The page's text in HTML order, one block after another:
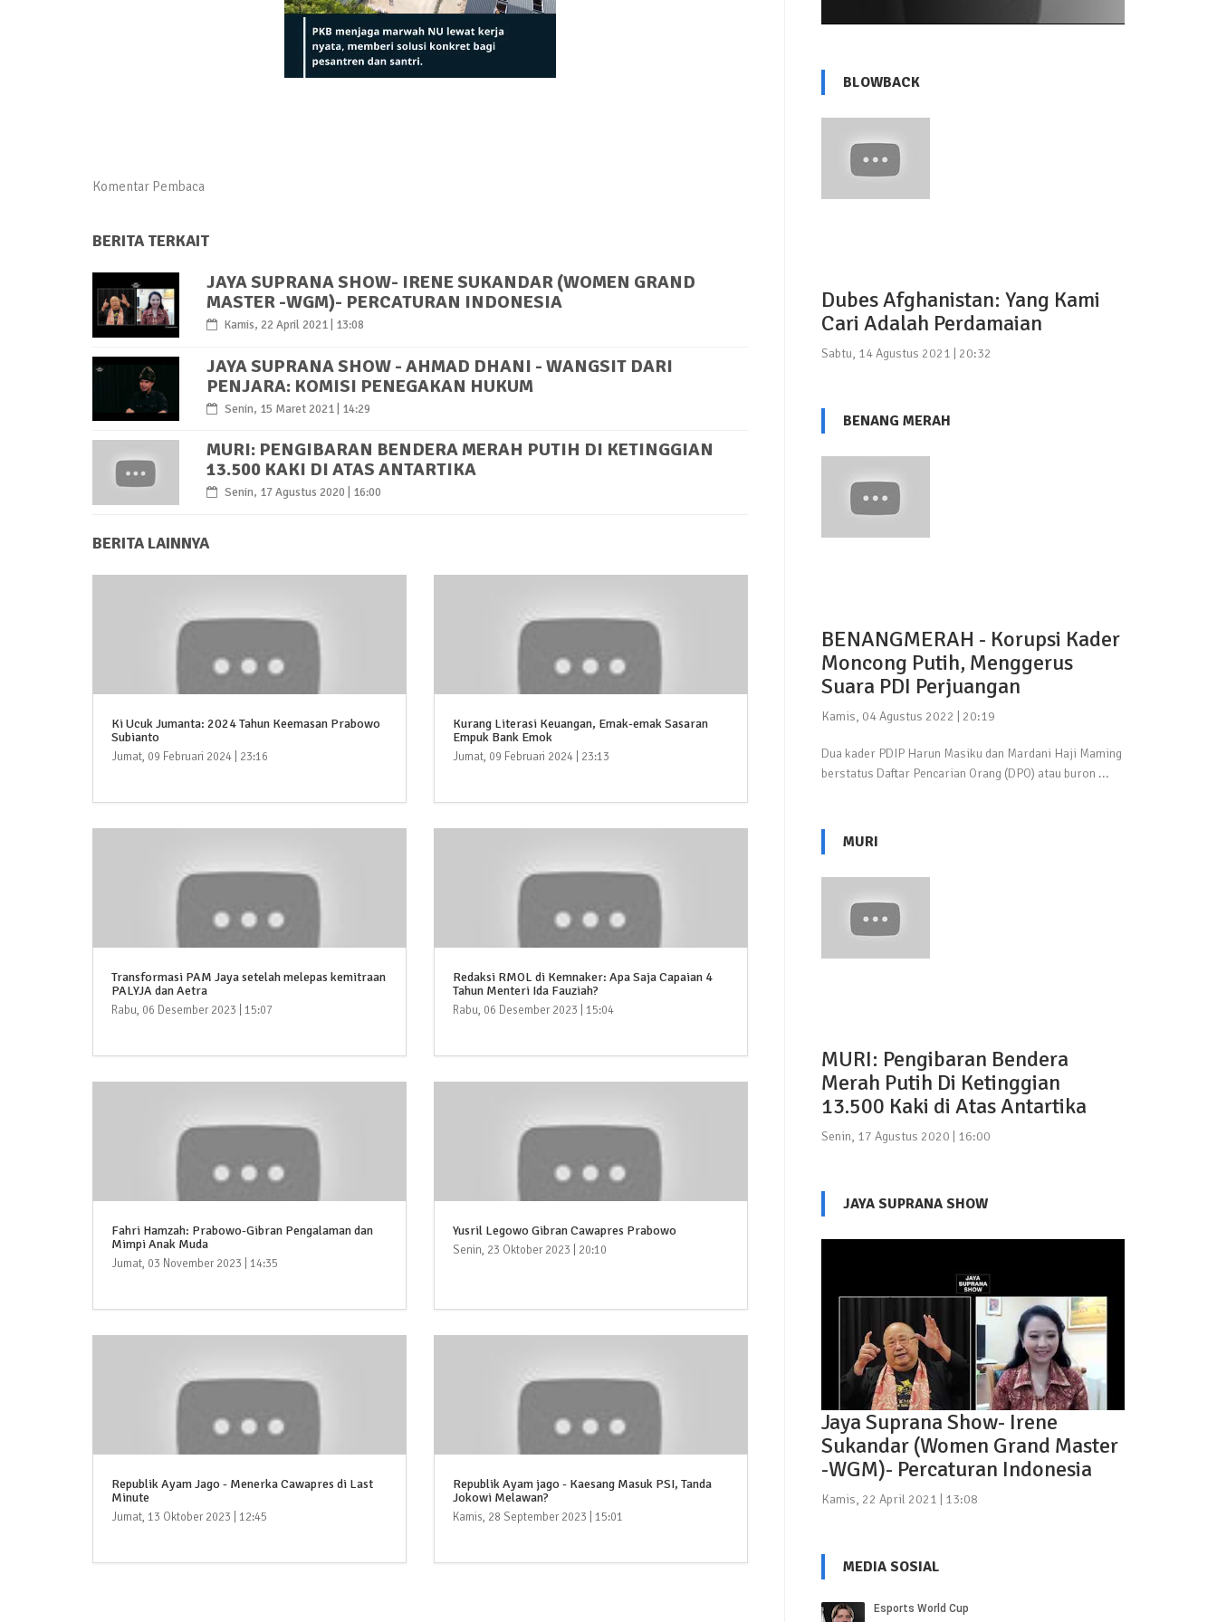
Komentar Pembaca
BERITA TERKAIT
JAYA SUPRANA SHOW- IRENE SUKANDAR (WOMEN GRAND
MASTER -WGM)- PERCATURAN INDONESIA
Kamis, 22 April 2021 | 13:08
JAYA SUPRANA SHOW - AHMAD DHANI - WANGSIT DARI
PENJARA: KOMISI PENEGAKAN HUKUM
Senin, 15 Maret 2021 | 14:29
MURI: PENGIBARAN BENDERA MERAH PUTIH DI KETINGGIAN
13.500 KAKI DI ATAS ANTARTIKA
Senin, 17 Agustus 2020 | 16:00
BERITA LAINNYA
Ki Ucuk Jumanta: 2024 Tahun Keemasan Prabowo
Subianto
Jumat, 09 Februari 2024 | 23:16
Kurang Literasi Keuangan, Emak-emak Sasaran
Empuk Bank Emok
Jumat, 09 Februari 2024 | 23:13
Transformasi PAM Jaya setelah melepas kemitraan
PALYJA dan Aetra
Rabu, 06 Desember 2023 | 15:07
Redaksi RMOL di Kemnaker: Apa Saja Capaian 4
Tahun Menteri Ida Fauziah?
Rabu, 06 Desember 2023 | 15:04
Fahri Hamzah: Prabowo-Gibran Pengalaman dan
Mimpi Anak Muda
Jumat, 03 November 2023 | 14:35
Yusril Legowo Gibran Cawapres Prabowo
Senin, 23 Oktober 2023 | 20:10
Republik Ayam Jago - Menerka Cawapres di Last
Minute
Jumat, 13 Oktober 2023 | 12:45
Republik Ayam jago - Kaesang Masuk PSI, Tanda
Jokowi Melawan?
Kamis, 28 September 2023 | 15:01
BLOWBACK
Dubes Afghanistan: Yang Kami
Cari Adalah Perdamaian
Sabtu, 14 Agustus 2021 | 20:32
BENANG MERAH
BENANGMERAH - Korupsi Kader
Moncong Putih, Menggerus
Suara PDI Perjuangan
Kamis, 04 Agustus 2022 | 20:19
Dua kader PDIP Harun Masiku dan Mardani Haji Maming
berstatus Daftar Pencarian Orang (DPO) atau buron ...
MURI
MURI: Pengibaran Bendera
Merah Putih Di Ketinggian
13.500 Kaki di Atas Antartika
Senin, 17 Agustus 2020 | 16:00
JAYA SUPRANA SHOW
Jaya Suprana Show- Irene
Sukandar (Women Grand Master
-WGM)- Percaturan Indonesia
Kamis, 22 April 2021 | 13:08
MEDIA SOSIAL